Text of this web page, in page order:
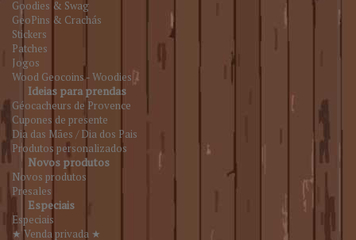
Goodies & Swag
GeoPins & Crachás
Stickers
Patches
Jogos
Wood Geocoins - Woodies
Ideias para prendas
Géocacheurs de Provence
Cupones de presente
Dia das Mães / Dia dos Pais
Produtos personalizados
Novos produtos
Novos produtos
Presales
Especiais
Especiais
★ Venda privada ★